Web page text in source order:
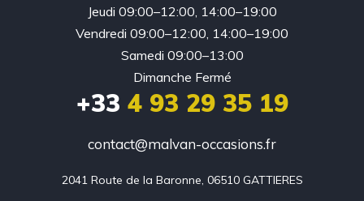
Jeudi 09:00–12:00, 14:00–19:00
Vendredi 09:00–12:00, 14:00–19:00
Samedi 09:00–13:00
Dimanche Fermé
+33 4 93 29 35 19
contact@malvan-occasions.fr
2041 Route de la Baronne, 06510 GATTIERES